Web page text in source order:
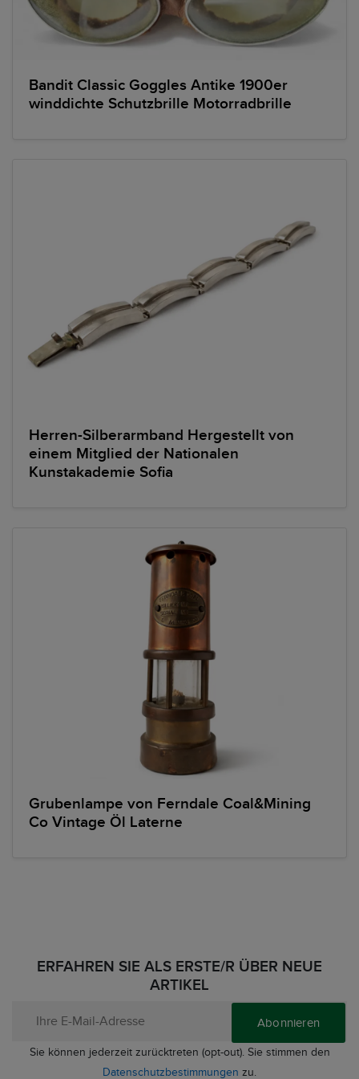
Bandit Classic Goggles Antike 1900er
winddichte Schutzbrille Motorradbrille
Herren-Silberarmband Hergestellt von
einem Mitglied der Nationalen
Kunstakademie Sofia
Grubenlampe von Ferndale Coal&Mining
Co Vintage Öl Laterne
ERFAHREN SIE ALS ERSTE/R ÜBER NEUE
ARTIKEL
Abonnieren
Sie können jederzeit zurücktreten (opt-out). Sie stimmen den
Datenschutzbestimmungen zu.